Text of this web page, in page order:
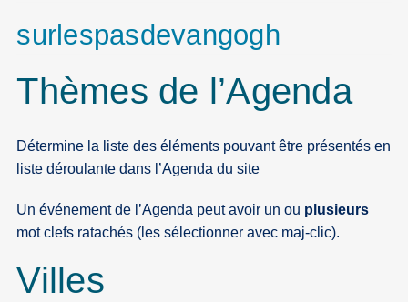
surlespasdevangogh
Thèmes de l’Agenda
Détermine la liste des éléments pouvant être présentés en
liste déroulante dans l’Agenda du site
Un événement de l’Agenda peut avoir un ou plusieurs
mot clefs ratachés (les sélectionner avec maj-clic).
Villes